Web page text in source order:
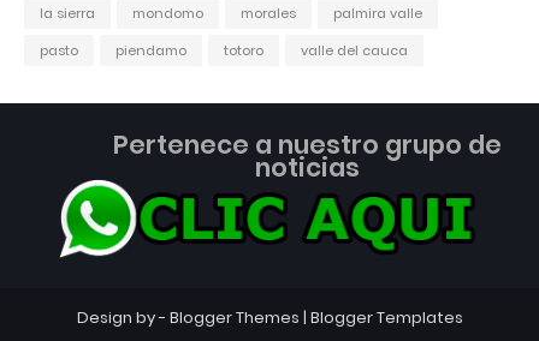
la sierra
mondomo morales
palmira valle
pasto
piendamo totoro valle del cauca
Pertenece a nuestro grupo de
noticias
Design by - Blogger Themes | Blogger Templates